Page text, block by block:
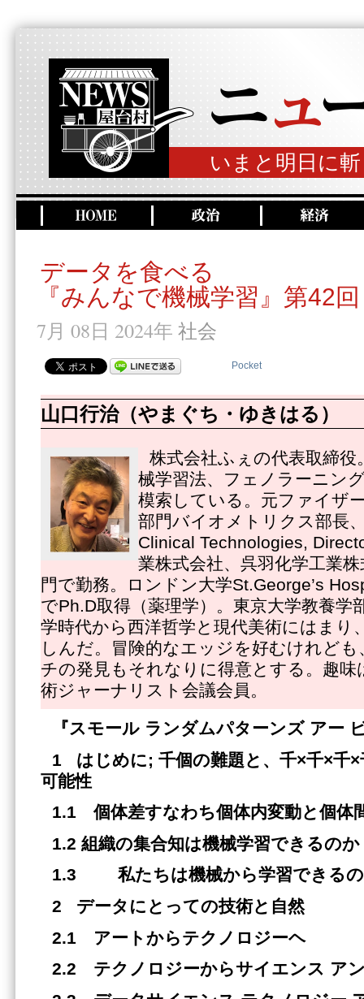
いまと明日に
データを食べる
『みんなで機械学習』第42回
7月 08日 2024年 社会
Pocket
山口行治（やまぐち・ゆきはる）
株式会社ふぇの代表取締
械学習法、フェノラーニン
模索している。元ファイザ
部門バイオメトリクス部長
Clinical Technologies,
業株式会社、呉羽化学工業
門で勤務。ロンドン大学St.George’s
でPh.D取得（薬理学）。東京大学教養学
学時代から西洋哲学と現代美術にはまり
しんだ。冒険的なエッジを好むけれど
チの発見もそれなりに得意とする。趣味
術ジャーナリスト会議会員。
『スモール ランダムパターンズ アー
1 はじめに; 千個の難題と、千×千×千
可能性
1.1 個体差すなわち個体内変動と個体
1.2 組織の集合知は機械学習できるのか
1.3 私たちは機械から学習できる
2 データにとっての技術と自然
2.1 アートからテクノロジーヘ
2.2 テクノロジーからサイエンス ア